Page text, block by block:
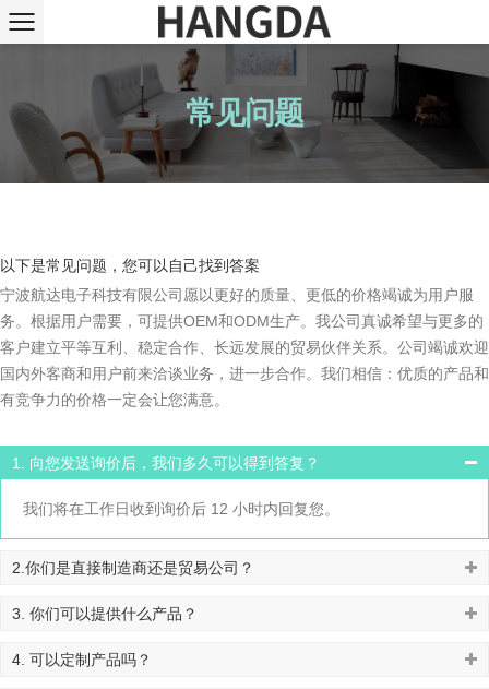
常见问题
以下是常见问题，您可以自己找到答案
宁波航达电子科技有限公司愿以更好的质量、更低的价格竭诚为用户服
务。根据用户需要，可提供OEM和ODM生产。我公司真诚希望与更多的
客户建立平等互利、稳定合作、长远发展的贸易伙伴关系。公司竭诚欢迎
国内外客商和用户前来洽谈业务，进一步合作。我们相信：优质的产品和
有竞争力的价格一定会让您满意。
1. 向您发送询价后，我们多久可以得到答复？
我们将在工作日收到询价后 12 小时内回复您。
2.你们是直接制造商还是贸易公司？
3. 你们可以提供什么产品？
4. 可以定制产品吗？